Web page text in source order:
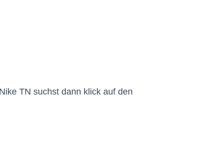
TN suchst dann klick auf den